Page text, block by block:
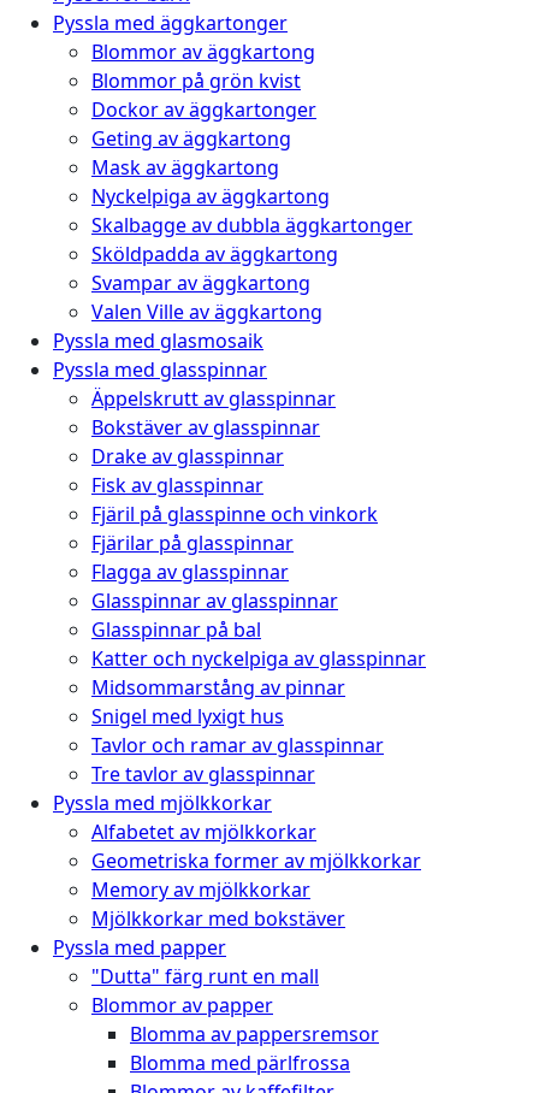
Pyssla med äggkartonger
Blommor av äggkartong
Blommor på grön kvist
Dockor av äggkartonger
Geting av äggkartong
Mask av äggkartong
Nyckelpiga av äggkartong
Skalbagge av dubbla äggkartonger
Sköldpadda av äggkartong
Svampar av äggkartong
Valen Ville av äggkartong
Pyssla med glasmosaik
Pyssla med glasspinnar
Äppelskrutt av glasspinnar
Bokstäver av glasspinnar
Drake av glasspinnar
Fisk av glasspinnar
Fjäril på glasspinne och vinkork
Fjärilar på glasspinnar
Flagga av glasspinnar
Glasspinnar av glasspinnar
Glasspinnar på bal
Katter och nyckelpiga av glasspinnar
Midsommarstång av pinnar
Snigel med lyxigt hus
Tavlor och ramar av glasspinnar
Tre tavlor av glasspinnar
Pyssla med mjölkkorkar
Alfabetet av mjölkkorkar
Geometriska former av mjölkkorkar
Memory av mjölkkorkar
Mjölkkorkar med bokstäver
Pyssla med papper
"Dutta" färg runt en mall
Blommor av papper
Blomma av pappersremsor
Blomma med pärlfrossa